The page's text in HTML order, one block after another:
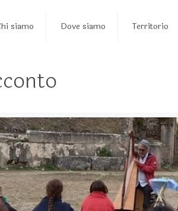
siamo Dove siamo Territorio